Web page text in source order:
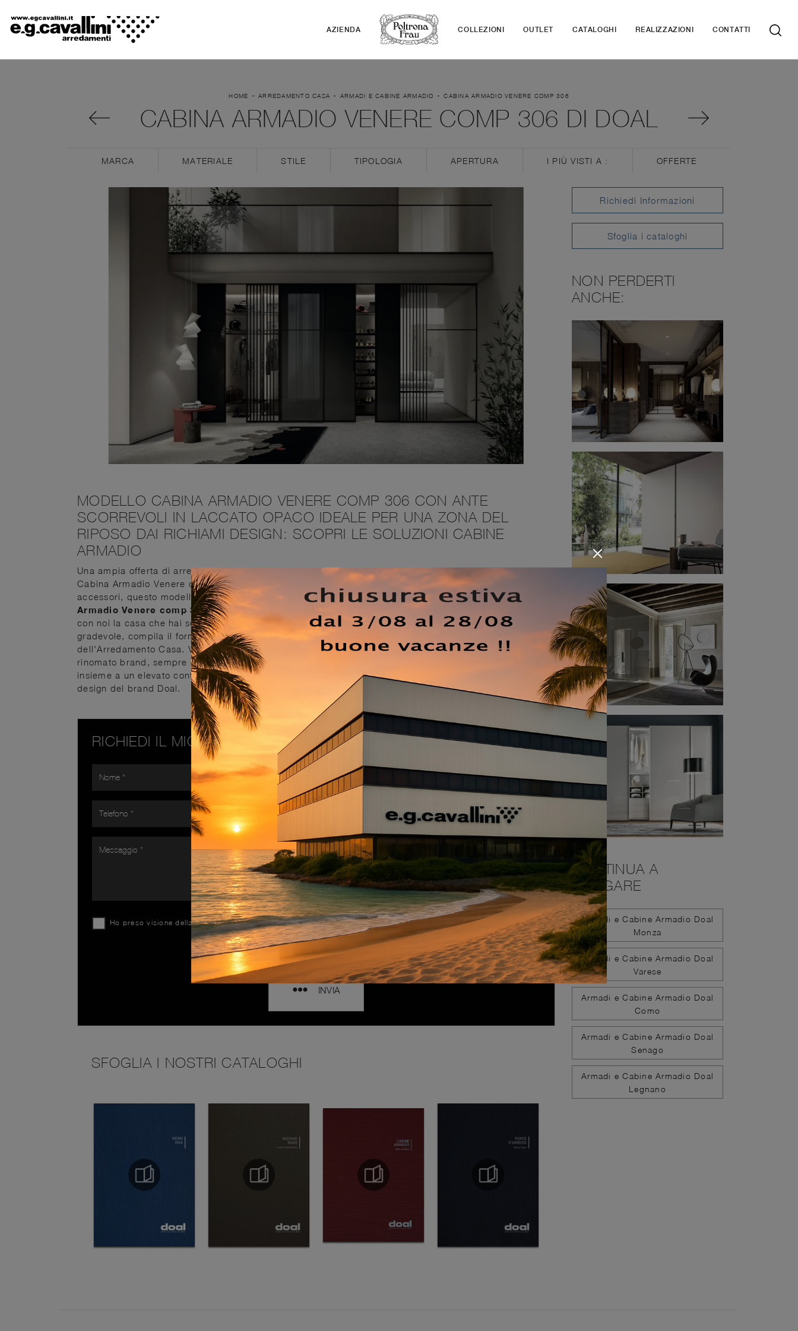
AZIENDA COLLEZIONI OUTLET CATALOGHI REALIZZAZIONI CONTATTI
HOME - ARREDAMENTO CASA - ARMADI E CABINE ARMADIO -CABINA ARMADIO VENERE COMP 306
CABINA ARMADIO VENERE COMP 306 DI DOAL
MARCA MATERIALE STILE TIPOLOGIA APERTURA I PIÙ VISTI A : OFFERTE
MODELLO CABINA ARMADIO VENERE COMP 306 CON ANTE
SCORREVOLI IN LACCATO OPACO IDEALE PER UNA ZONA DEL
RIPOSO DAI RICHIAMI DESIGN: SCOPRI LE SOLUZIONI CABINE
ARMADIO
Una ampia offerta di arredi in laccato opaco come questo armadio con ante scorrevoli nella fotografia.
Cabina Armadio Venere comp 306 di Doal in laccato opaco: in un ricco catalogo di mobili e oggetti
accessori, questo modello ti farà ultimare la tua camera da letto come l'avevi immaginata.Cabina
Armadio Venere comp 306 di Doal
con noi la casa che hai sempre sognato. Se desideri ricreare una stanza funzionale ed esteticamente
gradevole, compila il form o vieni da noi per ottenere infromazioni, novità e tendenze nell'ambito
dell'Arredamento Casa. Visitare il nostro negozio vuol dire vedere dal vivo tante proposte del noto e
rinomato brand, sempre di alto contenuto estetico. Durevolezza e comfort sono gli ingredienti che,
insieme a un elevato contenuto estetico, connotano tutti gli Armadi e Cabine Armadio cabine armadio
design del brand Doal.
RICHIEDI IL MIGLIOR PREZZO
Ho preso visione dellaPrivacy Policy
INVIA
SFOGLIA I NOSTRI CATALOGHI
Richiedi Informazioni
Sfoglia i cataloghi
NON PERDERTI
ANCHE:
CONTINUA A
NAVIGARE
Armadi e Cabine Armadio Doal
Monza
Armadi e Cabine Armadio Doal
Varese
Armadi e Cabine Armadio Doal
Como
Armadi e Cabine Armadio Doal
Senago
Armadi e Cabine Armadio Doal
Legnano